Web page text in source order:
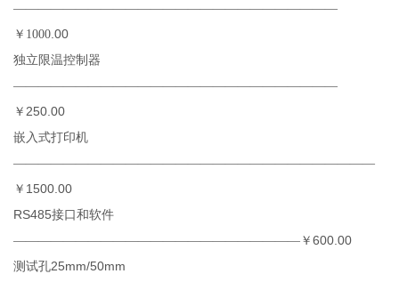
——————————————————————————
￥1000 .00
独立限温控制器
——————————————————————————
￥ 250.00
嵌入式打印机
—————————————————————————————
￥ 1500.00
RS485接口和软件
———————————————————————￥600.00
测试孔25mm/50mm